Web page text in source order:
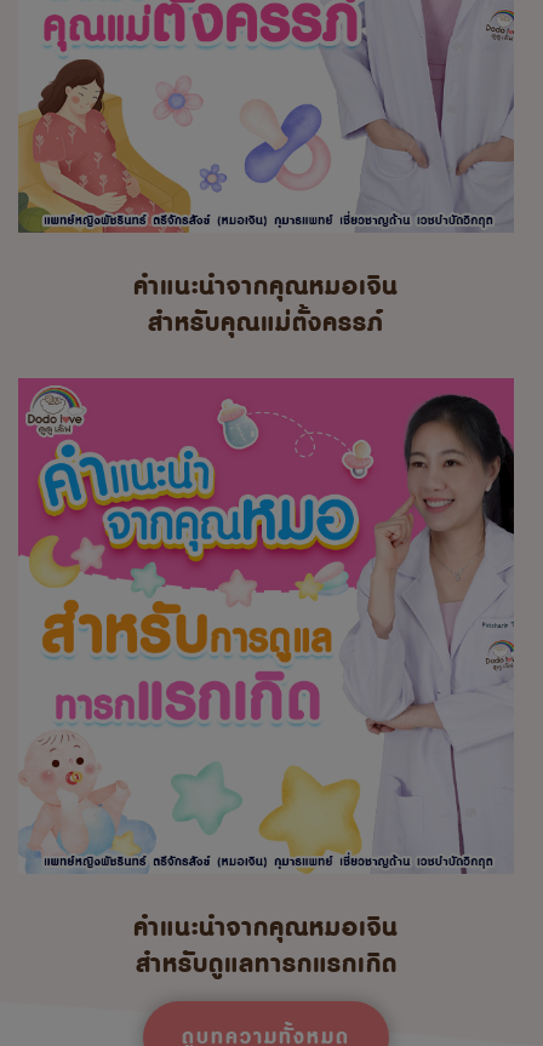
คำแนะนำจากคุณหมอเจิน
สำหรับคุณแม่ตั้งครรภ์
คำแนะนำจากคุณหมอเจิน
สำหรับดูแลทารกแรกเกิด
ดูบทความทั้งหมด